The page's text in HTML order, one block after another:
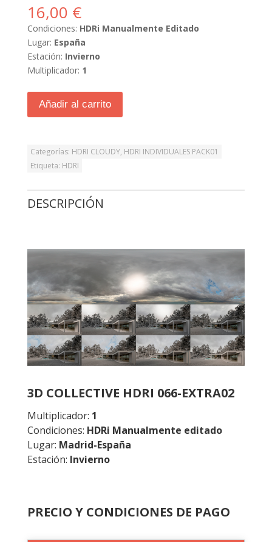
16,00 €
Condiciones: HDRi Manualmente Editado
Lugar: España
Estación: Invierno
Multiplicador: 1
Añadir al carrito
Categorías: HDRI CLOUDY, HDRI INDIVIDUALES PACK01
Etiqueta: HDRI
DESCRIPCIÓN
3D COLLECTIVE HDRI 066-EXTRA02
Multiplicador: 1
Condiciones: HDRi Manualmente editado
Lugar: Madrid-España
Estación: Invierno
PRECIO Y CONDICIONES DE PAGO